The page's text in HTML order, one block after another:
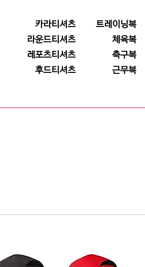
카라티셔츠 트레이닝복
라운드티셔츠
체육복
레포츠티셔츠
축구복
후드티셔츠
근무복